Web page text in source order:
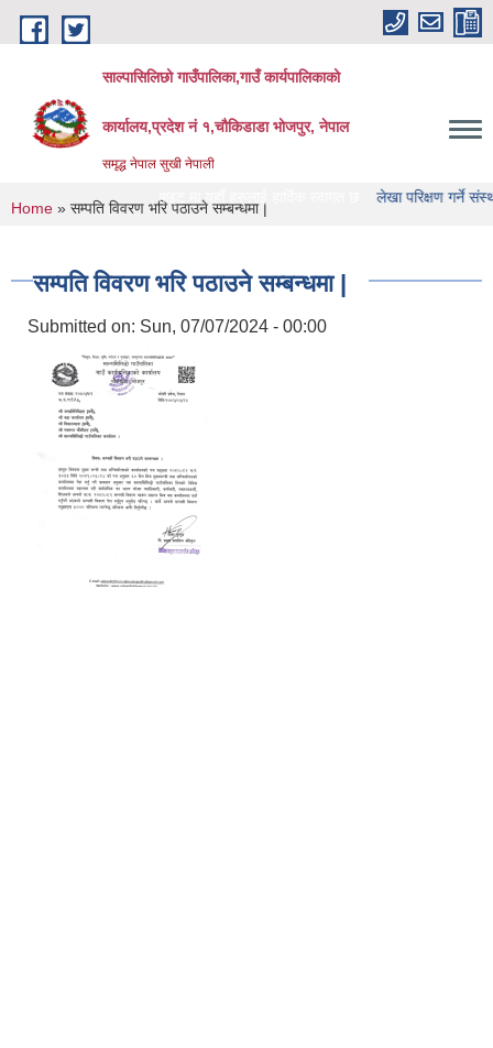
Skip to main content
साल्पासिलिछो गाउँपालिका,गाउँ कार्यपालिकाको
कार्यालय,प्रदेश नं १,चौकिडाडा भोजपुर, नेपाल
समृद्ध नेपाल सुखी नेपाली
को वेभसाइट मा यहाँ हरुलाई हार्दिक स्वागत छ लेखा परिक्षण गर्ने संस्था हरु को
You are here
Home » सम्पति विवरण भरि पठाउने सम्बन्धमा |
सम्पति विवरण भरि पठाउने सम्बन्धमा |
Submitted on: Sun, 07/07/2024 - 00:00